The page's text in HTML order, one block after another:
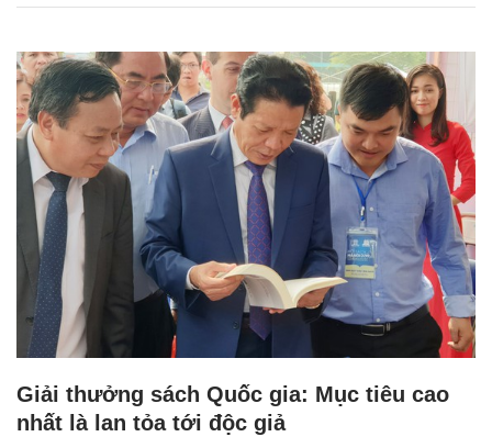
Giải thưởng sách Quốc gia: Mục tiêu cao
nhất là lan tỏa tới độc giả